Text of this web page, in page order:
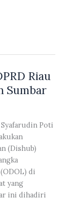
Riau
Sumbar
Poti
(Dishub)
di
yang
ini dihadiri